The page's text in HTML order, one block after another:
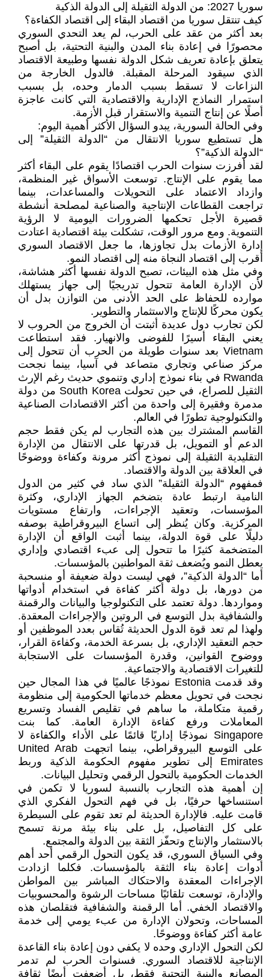
سوريا 2027: من الدولة الثقيلة إلى الدولة الذكية
كيف تنتقل سوريا من اقتصاد البقاء إلى اقتصاد الكفاءة؟
بعد أكثر من عقد على الحرب، لم يعد التحدي السوري
محصورًا في إعادة بناء المدن والبنية التحتية، بل أصبح
يتعلق بإعادة تعريف شكل الدولة نفسها وطبيعة الاقتصاد
الذي سيقود المرحلة المقبلة. فالدول الخارجة من
النزاعات لا تسقط بسبب الدمار وحده، بل بسبب
استمرار النماذج الإدارية والاقتصادية التي كانت عاجزة
أصلًا عن إنتاج التنمية والاستقرار قبل الأزمة.
وفي الحالة السورية، يبدو السؤال الأكثر أهمية اليوم:
هل تستطيع سوريا الانتقال من “الدولة الثقيلة” إلى
“الدولة الذكية”؟
لقد أفرزت سنوات الحرب اقتصادًا يقوم على البقاء أكثر
مما يقوم على الإنتاج. توسعت الأسواق غير المنظمة،
وازداد الاعتماد على التحويلات والمساعدات، بينما
تراجعت القطاعات الإنتاجية والصناعية لمصلحة أنشطة
قصيرة الأجل تحكمها الضرورات اليومية لا الرؤية
التنموية. ومع مرور الوقت، تشكلت بيئة اقتصادية اعتادت
إدارة الأزمات بدل تجاوزها، ما جعل الاقتصاد السوري
أقرب إلى اقتصاد النجاة منه إلى اقتصاد النمو.
وفي مثل هذه البيئات، تصبح الدولة نفسها أكثر هشاشة،
لأن الإدارة العامة تتحول تدريجيًا إلى جهاز يستهلك
موارده للحفاظ على الحد الأدنى من التوازن بدل أن
يكون محركًا للإنتاج والاستثمار والتطوير.
لكن تجارب دول عديدة أثبتت أن الخروج من الحروب لا
يعني البقاء أسيرًا للفوضى والانهيار. فقد استطاعت
Vietnam بعد سنوات طويلة من الحرب أن تتحول إلى
مركز صناعي وتجاري متصاعد في آسيا، بينما نجحت
Rwanda في بناء نموذج إداري وتنموي حديث رغم الإرث
الثقيل للصراع، في حين تحولت South Korea من دولة
مدمرة وفقيرة إلى واحدة من أكثر الاقتصادات الصناعية
والتكنولوجية تطورًا في العالم.
القاسم المشترك بين هذه التجارب لم يكن فقط حجم
الدعم أو التمويل، بل قدرتها على الانتقال من الإدارة
التقليدية الثقيلة إلى نموذج أكثر مرونة وكفاءة ووضوحًا
في العلاقة بين الدولة والاقتصاد.
فمفهوم “الدولة الثقيلة” الذي ساد في كثير من الدول
النامية ارتبط عادة بتضخم الجهاز الإداري، وكثرة
المؤسسات، وتعقيد الإجراءات، وارتفاع مستويات
المركزية. وكان يُنظر إلى اتساع البيروقراطية بوصفه
دليلًا على قوة الدولة، بينما أثبت الواقع أن الإدارة
المتضخمة كثيرًا ما تتحول إلى عبء اقتصادي وإداري
يعطل النمو ويُضعف ثقة المواطنين بالمؤسسات.
أما “الدولة الذكية”، فهي ليست دولة ضعيفة أو منسحبة
من دورها، بل دولة أكثر كفاءة في استخدام أدواتها
ومواردها. دولة تعتمد على التكنولوجيا والبيانات والرقمنة
والشفافية بدل التوسع في الروتين والإجراءات المعقدة.
ولهذا لم تعد قوة الدول الحديثة تُقاس بعدد الموظفين أو
حجم التعقيد الإداري، بل بسرعة الخدمة، وكفاءة القرار،
ووضوح القوانين، وقدرة المؤسسات على الاستجابة
للتغيرات الاقتصادية والاجتماعية.
وقد قدمت Estonia نموذجًا عالميًا في هذا المجال حين
نجحت في تحويل معظم خدماتها الحكومية إلى منظومة
رقمية متكاملة، ما ساهم في تقليص الفساد وتسريع
المعاملات ورفع كفاءة الإدارة العامة. كما بنت
Singapore نموذجًا إداريًا قائمًا على الأداء والكفاءة لا
على التوسع البيروقراطي، بينما اتجهت United Arab
Emirates إلى تطوير مفهوم الحكومة الذكية وربط
الخدمات الحكومية بالتحول الرقمي وتحليل البيانات.
إن أهمية هذه التجارب بالنسبة لسوريا لا تكمن في
استنساخها حرفيًا، بل في فهم التحول الفكري الذي
قامت عليه. فالإدارة الحديثة لم تعد تقوم على السيطرة
على كل التفاصيل، بل على بناء بيئة مرنة تسمح
بالاستثمار والإنتاج وتحفّز الثقة بين الدولة والمجتمع.
وفي السياق السوري، قد يكون التحول الرقمي أحد أهم
أدوات إعادة بناء الثقة بالمؤسسات. فكلما ازدادت
الإجراءات المعقدة والاحتكاك المباشر بين المواطن
والإدارة، توسعت تلقائيًا مساحات الرشوة والمحسوبيات
والاقتصاد الخفي. أما الرقمنة والشفافية فتقلصان هذه
المساحات، وتحولان الإدارة من عبء يومي إلى خدمة
عامة أكثر كفاءة ووضوحًا.
لكن التحول الإداري وحده لا يكفي دون إعادة بناء القاعدة
الإنتاجية للاقتصاد السوري. فسنوات الحرب لم تدمر
المصانع والبنية التحتية فقط، بل أضعفت أيضًا ثقافة